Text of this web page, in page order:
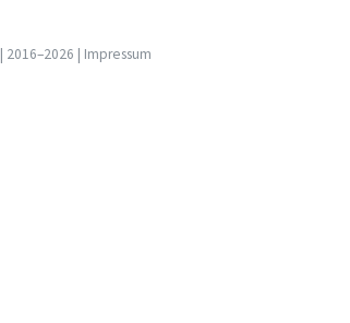
| 2016–2026 | Impressum